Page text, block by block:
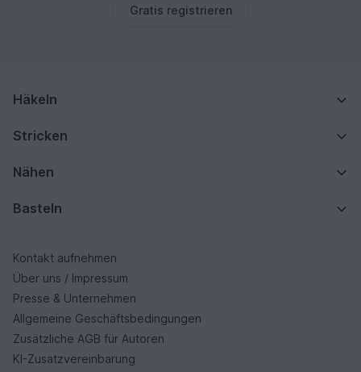
Gratis registrieren
Häkeln
Stricken
Nähen
Basteln
Kontakt aufnehmen
Über uns / Impressum
Presse & Unternehmen
Allgemeine Geschäftsbedingungen
Zusätzliche AGB für Autoren
KI-Zusatzvereinbarung